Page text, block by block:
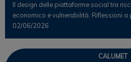
Il design delle piattaforme social tra
economico e vulnerabilità. Riflessioni a
02/06/2026
CALUMET